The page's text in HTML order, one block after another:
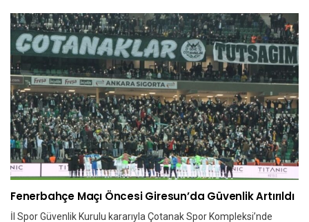
Fenerbahçe Maçı Öncesi Giresun’da Güvenlik Artırıldı
İl Spor Güvenlik Kurulu kararıyla Çotanak Spor Kompleksi’nde